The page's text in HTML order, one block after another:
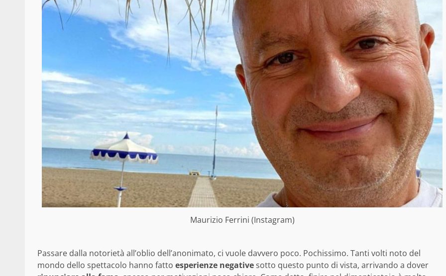
Maurizio Ferrini (Instagram)
Passare dalla notorietà all’oblio dell’anonimato, ci vuole davvero poco. Pochissimo. Tanti volti noto del
mondo dello spettacolo hanno fatto esperienze negativesotto questo punto di vista, arrivando a dover